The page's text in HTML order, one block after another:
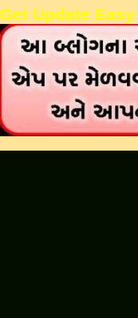
Get Update Easy